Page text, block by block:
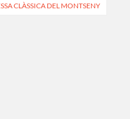
CLÀSSICA DEL MONTSENY